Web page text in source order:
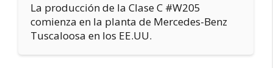
La producción de la Clase C #W205
comienza en la planta de Mercedes-Benz
Tuscaloosa en los EE.UU.